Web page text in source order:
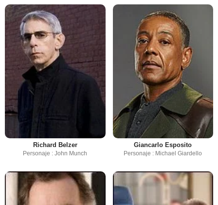
Richard Belzer
Personaje : John Munch
Giancarlo Esposito
Personaje : Michael Giardello